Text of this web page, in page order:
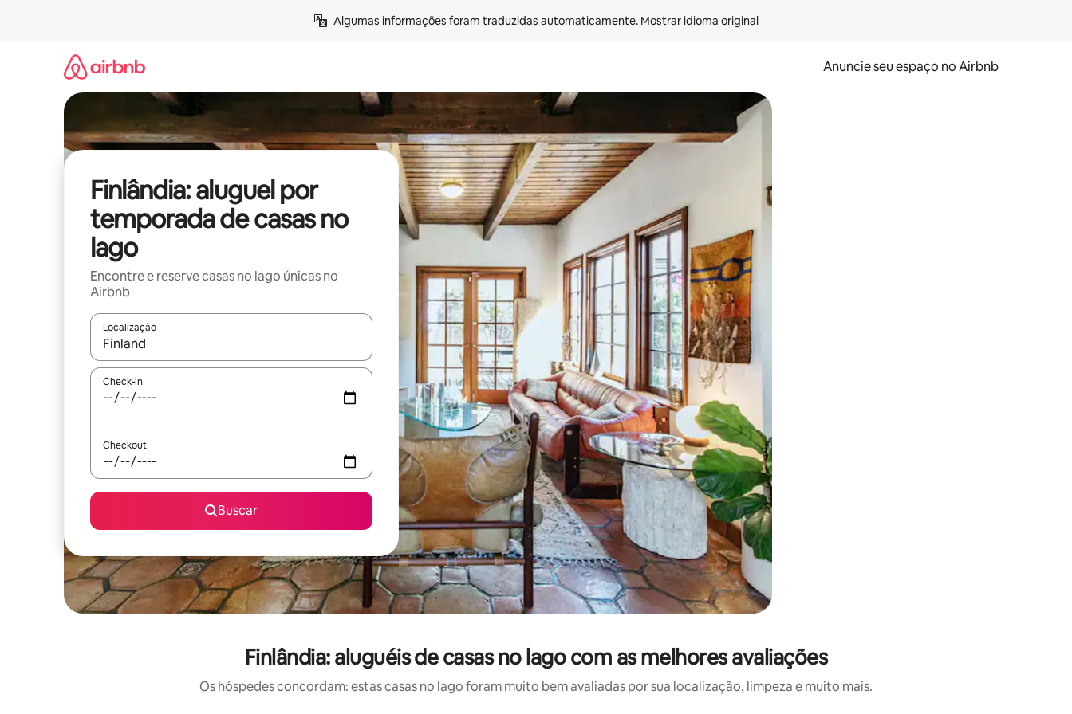
Algumas informações foram traduzidas automaticamente. Mostrar idioma original
Anuncie seu espaço no Airbnb
Finlândia: aluguel por
temporada de casas no
lago
Encontre e reserve casas no lago únicas no
Airbnb
Localização
Quando os resultados estiverem disponíveis, explore-os usando as seta para cima e para baixo do teclado ou tocando e deslizando o dedo na tela.
Check-in
Checkout
Buscar
Finlândia: aluguéis de casas no lago com as melhores avaliações
Os hóspedes concordam: estas casas no lago foram muito bem avaliadas por sua localização, limpeza e muito mais.